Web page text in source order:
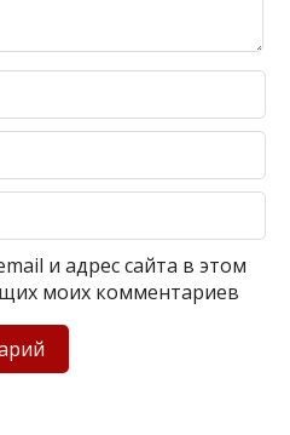
и адрес сайта в этом
моих комментариев